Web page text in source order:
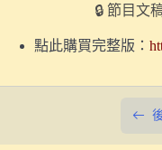
7.【探索視覺】228事
🔒 節目文
點此購買完整版：